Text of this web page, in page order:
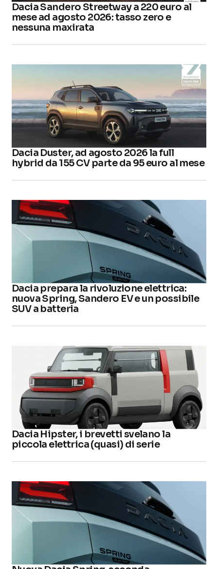
Dacia Sandero Streetway a 220 euro al
mese ad agosto 2026: tasso zero e
nessuna maxirata
Dacia Duster, ad agosto 2026 la full
hybrid da 155 CV parte da 95 euro al mese
Dacia prepara la rivoluzione elettrica:
nuova Spring, Sandero EV e un possibile
SUV a batteria
Dacia Hipster, i brevetti svelano la
piccola elettrica (quasi) di serie